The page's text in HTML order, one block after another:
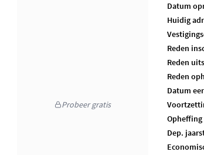
Probeer gratis
Datum
Huidig
Reden
Reden
Reden
Datum
Opheffing
Dep.